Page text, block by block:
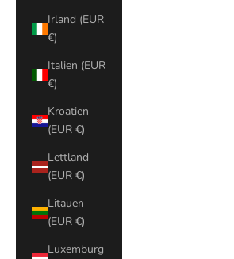
Irland (EUR
€)
Italien (EUR
€)
Kroatien
(EUR €)
Lettland
(EUR €)
Litauen
(EUR €)
Luxemburg